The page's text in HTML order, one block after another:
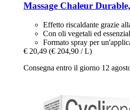
Massage Chaleur
Effetto riscaldante grazie
Con oli vegetali ed
Formato spray per
€ 20,49 (€ 204,90 / L)
Consegna entro il giorno 12